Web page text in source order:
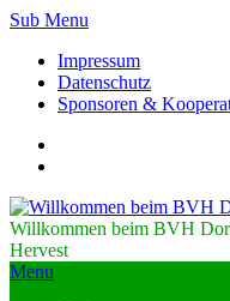
Sub Menu
Impressum
Datenschutz
Sponsoren &
Willkommen beim BVH
Hervest
Menu